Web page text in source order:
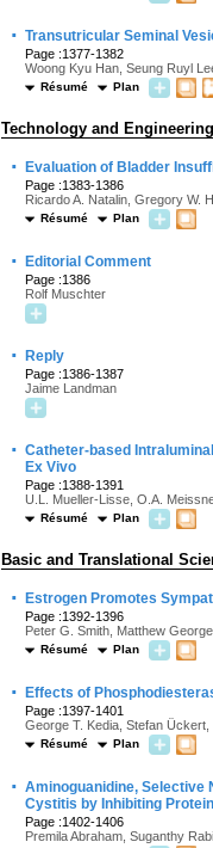
· Transutricular Seminal
Page :1377-1382
Woong Kyu Han, Seung Ruyl
Résumé Plan
Technology and Engineering
· Evaluation of Bladder
Page :1383-1386
Ricardo A. Natalin, Gregory W.
Résumé Plan
· Editorial Comment
Page :1386
Rolf Muschter
· Reply
Page :1386-1387
Jaime Landman
· Catheter-based
Ex Vivo
Page :1388-1391
U.L. Mueller-Lisse, O.A.
Résumé Plan
Basic and Translational
· Estrogen Promotes
Page :1392-1396
Peter G. Smith, Matthew
Résumé Plan
· Effects of
Page :1397-1401
George T. Kedia, Stefan
Résumé Plan
· Aminoguanidine, Selective
Cystitis by Inhibiting
Page :1402-1406
Premila Abraham, Suganthy